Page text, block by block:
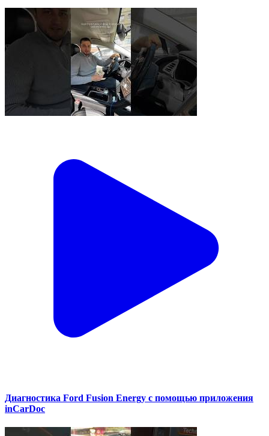
Диагностика Ford Fusion Energy с помощью приложения
inCarDoc